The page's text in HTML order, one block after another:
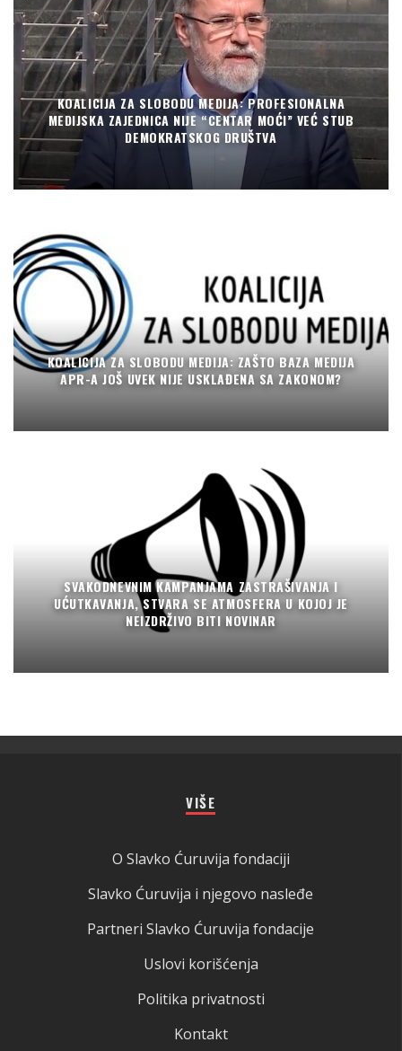
KOALICIJA ZA SLOBODU MEDIJA: PROFESIONALNA
MEDIJSKA ZAJEDNICA NIJE “CENTAR MOĆI” VEĆ STUB
DEMOKRATSKOG DRUŠTVA
KOALICIJA ZA SLOBODU MEDIJA: ZAŠTO BAZA MEDIJA
APR-A JOŠ UVEK NIJE USKLAĐENA SA ZAKONOM?
SVAKODNEVNIM KAMPANJAMA ZASTRAŠIVANJA I
UĆUTKAVANJA, STVARA SE ATMOSFERA U KOJOJ JE
NEIZDRŽIVO BITI NOVINAR
VIŠE
O Slavko Ćuruvija fondaciji
Slavko Ćuruvija i njegovo nasleđe
Partneri Slavko Ćuruvija fondacije
Uslovi korišćenja
Politika privatnosti
Kontakt